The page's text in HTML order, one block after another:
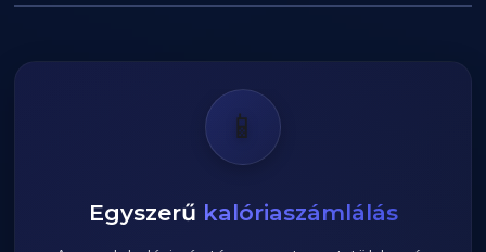
📱
Egyszerű kalóriaszámlálás